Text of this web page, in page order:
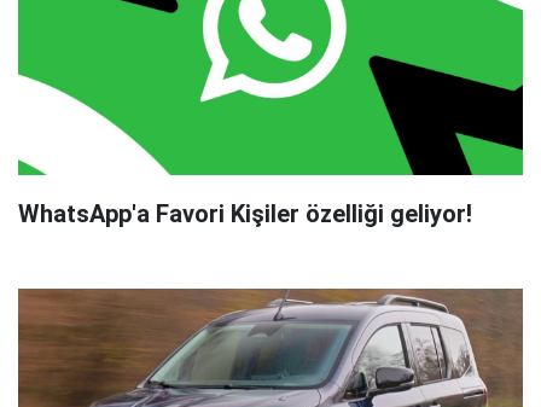
WhatsApp'a Favori Kişiler özelliği geliyor!